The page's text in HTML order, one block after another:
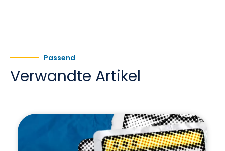
Passend
Verwandte Artikel